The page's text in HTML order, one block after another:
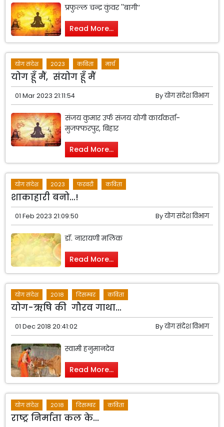
प्रफुल्ल चन्द्र कुंवर ''बागी’’
Read More...
योग संदेश 2023 कविता मार्च
योग हूँ मैं, संयोग हूँ मैं
01 Mar 2023 21:11:54 Byयोग संदेश विभाग
संजय कुमार उर्फ संजय योगी कार्यकर्ता-
मुजफ्फरपुर, बिहार
Read More...
योग संदेश 2023 फरवरी कविता
शाकाहारी बनो...!
01 Feb 2023 21:09:50 Byयोग संदेश विभाग
डॉ. नारायणी मलिक
Read More...
योग संदेश 2018 दिसम्बर कविता
योग-ऋषि की गौरव गाथा...
01 Dec 2018 20:41:02 Byयोग संदेश विभाग
स्वामी हनुमानदेव
Read More...
योग संदेश 2018 दिसम्बर कविता
राष्ट्र निर्माता कल के...